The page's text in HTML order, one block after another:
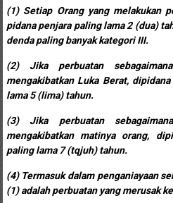
Istimewa
Yogyakarta,
Makassar,
Denpasar,
Salatiga,
Ungaran,
Pontianak,
(1) Setiap Orang yang melakukan
pidana penjara paling lama 2 (dua)
denda paling banyak kategori III.
(2) Jika perbuatan
mengakibatkan Luka Berat,
lama 5 (lima) tahun.
(3) Jika perbuatan
mengakibatkan matinya orang,
paling lama 7 (tqjuh) tahun.
(4) Termasuk dalam penganiayaan
(1) adalah perbuatan yang merusak